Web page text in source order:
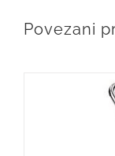
Povezani